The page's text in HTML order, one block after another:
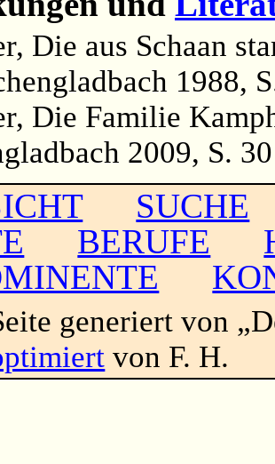
Die aus Schaan
1988,
Die Familie
2009, S.
SUCHE
BERUFE
generiert von
von F. H.